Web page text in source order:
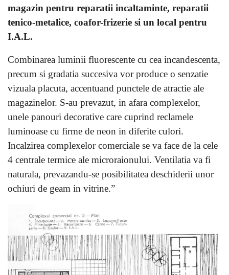
magazin pentru reparatii incaltaminte, reparatii
tenico-metalice, coafor-frizerie si un local pentru
I.A.L.
Combinarea luminii fluorescente cu cea incandescenta,
precum si gradatia succesiva vor produce o senzatie
vizuala placuta, accentuand punctele de atractie ale
magazinelor. S-au prevazut, in afara complexelor,
unele panouri decorative care cuprind reclamele
luminoase cu firme de neon in diferite culori.
Incalzirea complexelor comerciale se va face de la cele
4 centrale termice ale microraionului. Ventilatia va fi
naturala, prevazandu-se posibilitatea deschiderii unor
ochiuri de geam in vitrine.”